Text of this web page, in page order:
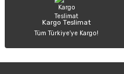
Kargo Teslimat
Tüm Türkiye’ye Kargo!